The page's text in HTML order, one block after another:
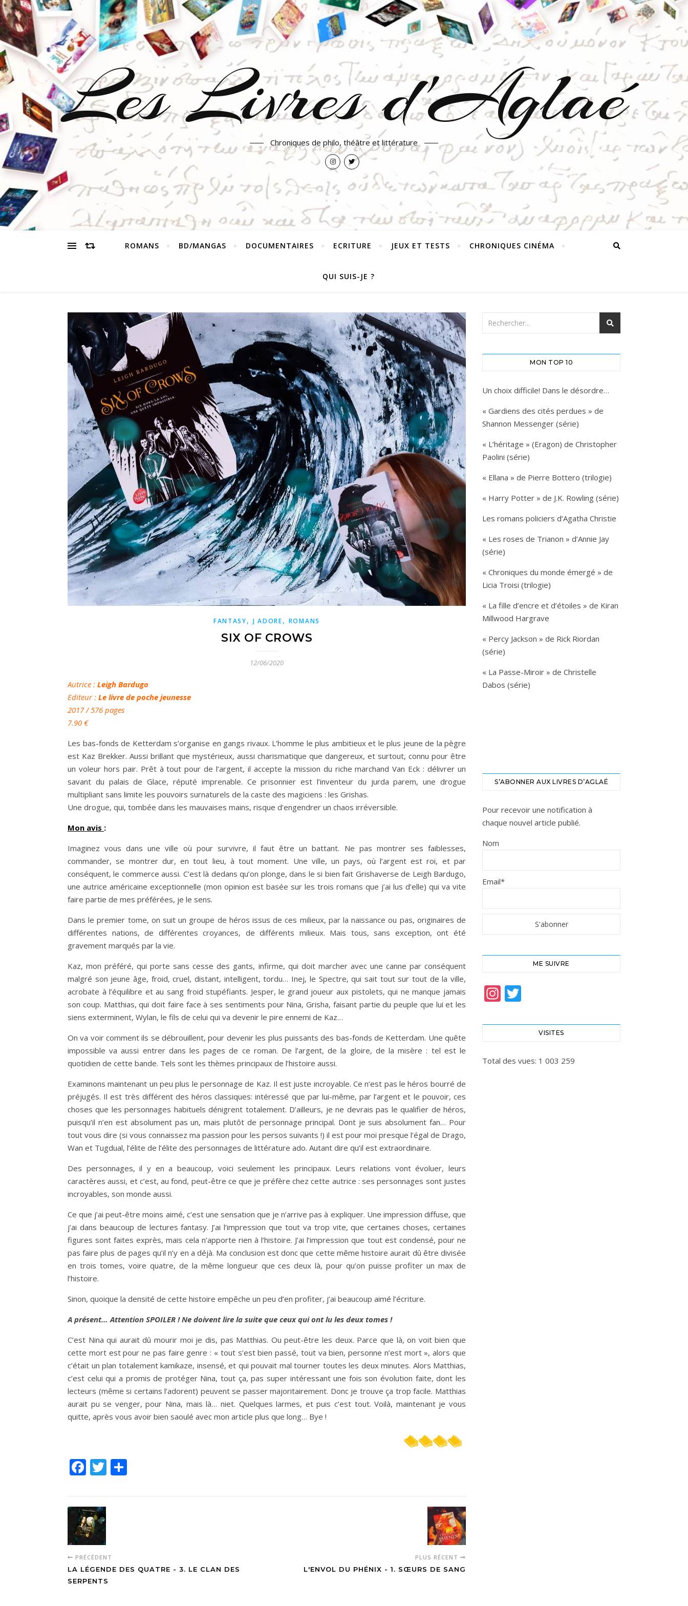
Les Livres d'Aglaé
Chroniques de philo, théâtre et littérature
ROMANS BD/MANGAS DOCUMENTAIRES ECRITURE JEUX ET TESTS CHRONIQUES CINÉMA
QUI SUIS-JE ?
FANTASY, J ADORE, ROMANS
SIX OF CROWS
12/06/2020
Autrice : Leigh Bardugo
Editeur : Le livre de poche jeunesse
2017/ 576 pages
7.90 €
Les bas-fonds de Ketterdam s’organise en gangs rivaux. L’homme le plus ambitieux et le plus jeune de la pègre
est Kaz Brekker. Aussi brillant que mystérieux, aussi charismatique que dangereux, et surtout, connu pour être
un voleur hors pair. Prêt à tout pour de l’argent, il accepte la mission du riche marchand Van Eck : délivrer un
savant du palais de Glace, réputé imprenable. Ce prisonnier est l’inventeur du jurda parem, une drogue
multipliant sans limite les pouvoirs surnaturels de la caste des magiciens : les Grishas.
Une drogue, qui, tombée dans les mauvaises mains, risque d’engendrer un chaos irréversible.
Mon avis :
Imaginez vous dans une ville où pour survivre, il faut être un battant. Ne pas montrer ses faiblesses,
commander, se montrer dur, en tout lieu, à tout moment. Une ville, un pays, où l’argent est roi, et par
conséquent, le commerce aussi. C’est là dedans qu’on plonge, dans le si bien fait Grishaverse de Leigh Bardugo,
une autrice américaine exceptionnelle (mon opinion est basée sur les trois romans que j’ai lus d’elle) qui va vite
faire partie de mes préférées, je le sens.
Dans le premier tome, on suit un groupe de héros issus de ces milieux, par la naissance ou pas, originaires de
différentes nations, de différentes croyances, de différents milieux. Mais tous, sans exception, ont été
gravement marqués par la vie.
Kaz, mon préféré, qui porte sans cesse des gants, infirme, qui doit marcher avec une canne par conséquent
malgré son jeune âge, froid, cruel, distant, intelligent, tordu… Inej, le Spectre, qui sait tout sur tout de la ville,
acrobate à l’équilibre et au sang froid stupéfiants. Jesper, le grand joueur aux pistolets, qui ne manque jamais
son coup. Matthias, qui doit faire face à ses sentiments pour Nina, Grisha, faisant partie du peuple que lui et les
siens exterminent, Wylan, le fils de celui qui va devenir le pire ennemi de Kaz…
On va voir comment ils se débrouillent, pour devenir les plus puissants des bas-fonds de Ketterdam. Une quête
impossible va aussi entrer dans les pages de ce roman. De l’argent, de la gloire, de la misère : tel est le
quotidien de cette bande. Tels sont les thèmes principaux de l’histoire aussi.
Examinons maintenant un peu plus le personnage de Kaz. Il est juste incroyable. Ce n’est pas le héros bourré de
préjugés. Il est très différent des héros classiques: intéressé que par lui-même, par l’argent et le pouvoir, ces
choses que les personnages habituels dénigrent totalement. D’ailleurs, je ne devrais pas le qualifier de héros,
puisqu’il n’en est absolument pas un, mais plutôt de personnage principal. Dont je suis absolument fan… Pour
tout vous dire (si vous connaissez ma passion pour les persos suivants !) il est pour moi presque l’égal de Drago,
Wan et Tugdual, l’élite de l’élite des personnages de littérature ado. Autant dire qu’il est extraordinaire.
Des personnages, il y en a beaucoup, voici seulement les principaux. Leurs relations vont évoluer, leurs
caractères aussi, et c’est, au fond, peut-être ce que je préfère chez cette autrice : ses personnages sont justes
incroyables, son monde aussi.
Ce que j’ai peut-être moins aimé, c’est une sensation que je n’arrive pas à expliquer. Une impression diffuse, que
j’ai dans beaucoup de lectures fantasy. J’ai l’impression que tout va trop vite, que certaines choses, certaines
figures sont faites exprès, mais cela n’apporte rien à l’histoire. J’ai l’impression que tout est condensé, pour ne
pas faire plus de pages qu’il n’y en a déjà. Ma conclusion est donc que cette même histoire aurait dû être divisée
en trois tomes, voire quatre, de la même longueur que ces deux là, pour qu’on puisse profiter un max de
l’histoire.
Sinon, quoique la densité de cette histoire empêche un peu d’en profiter, j’ai beaucoup aimé l’écriture.
A présent… Attention SPOILER ! Ne doivent lire la suite que ceux qui ont lu les deux tomes !
C’est Nina qui aurait dû mourir moi je dis, pas Matthias. Ou peut-être les deux. Parce que là, on voit bien que
cette mort est pour ne pas faire genre : « tout s’est bien passé, tout va bien, personne n’est mort », alors que
c’était un plan totalement kamikaze, insensé, et qui pouvait mal tourner toutes les deux minutes. Alors Matthias,
c’est celui qui a promis de protéger Nina, tout ça, pas super intéressant une fois son évolution faite, dont les
lecteurs (même si certains l’adorent) peuvent se passer majoritairement. Donc je trouve ça trop facile. Matthias
aurait pu se venger, pour Nina, mais là… niet. Quelques larmes, et puis c’est tout. Voilà, maintenant je vous
quitte, après vous avoir bien saoulé avec mon article plus que long… Bye !
Facebook
Twitter
PRÉCÉDENT
LA LÉGENDE DES QUATRE - 3. LE CLAN DES
SERPENTS
PLUS RÉCENT
L'ENVOL DU PHÉNIX - 1. SŒURS DE SANG
MON TOP 10
Un choix difficile! Dans le désordre…
« Gardiens des cités perdues » de
Shannon Messenger (série)
« L’héritage » (Eragon) de Christopher
Paolini (série)
« Ellana » de Pierre Bottero (trilogie)
« Harry Potter » de J.K. Rowling (série)
Les romans policiers d’Agatha Christie
« Les roses de Trianon » d’Annie Jay
(série)
« Chroniques du monde émergé » de
Licia Troisi (trilogie)
« La fille d’encre et d’étoiles » de Kiran
Millwood Hargrave
« Percy Jackson » de Rick Riordan
(série)
« La Passe-Miroir » de Christelle
Dabos (série)
S’ABONNER AUX LIVRES D’AGLAÉ
Pour recevoir une notification à
chaque nouvel article publié.
Nom
Email*
ME SUIVRE
Instagram
VISITES
Total des vues: 1 003 259